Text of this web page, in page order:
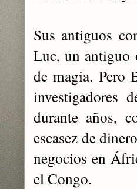
Sus antiguos
Luc, un antiguo
de magia. Pero
investigadores
durante años,
escasez de
negocios en
el Congo.